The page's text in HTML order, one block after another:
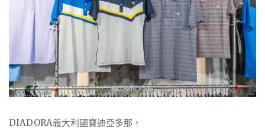
DIADORA義大利國寶迪亞多那，